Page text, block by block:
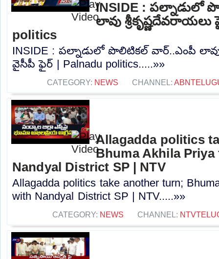
INSIDE : పల్నాడులో
లావు
politics
INSIDE : పల్నాడులో పొలిటికల్ వార్..ఎంపీ లావు
వైసీపీ ఫైర్ | Palnadu politics.....»»
CATEGORY: NEWS CHANNEL:
Allagadda politics
Bhuma Akhila
Nandyal District SP | NTV
Allagadda politics take another turn;
with Nandyal District SP | NTV.....»»
CATEGORY: NEWS CHANNEL: